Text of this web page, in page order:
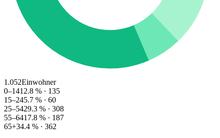
1.052Einwohner
0–1412.8 % · 135
15–245.7 % · 60
25–5429.3 % · 308
55–6417.8 % · 187
65+34.4 % · 362